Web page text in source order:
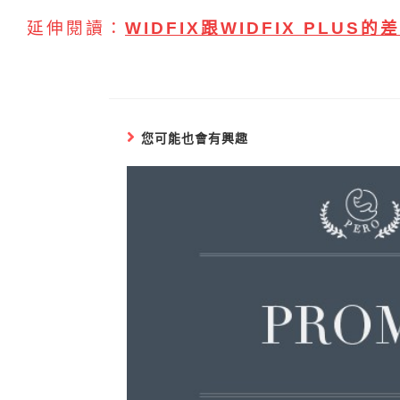
延伸閱讀： WIDFIX跟WIDFIX PLUS的
您可能也會有興趣